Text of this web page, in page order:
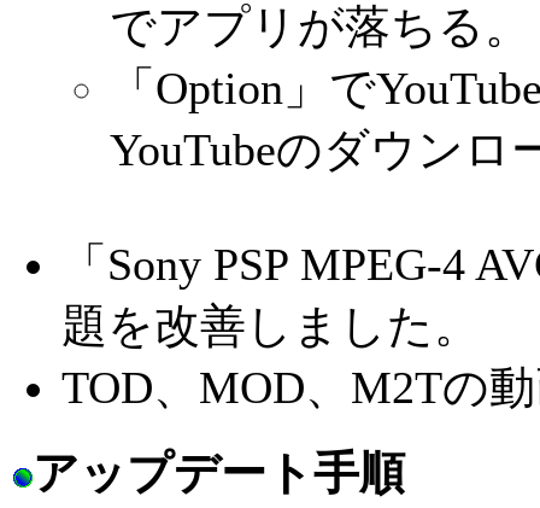
でアプリが落ちる。
「Option」で
YouTubeのダウンロ
「Sony PSP MPEG-4
題を改善しました。
TOD、MOD、M2Tの
アップデート手順